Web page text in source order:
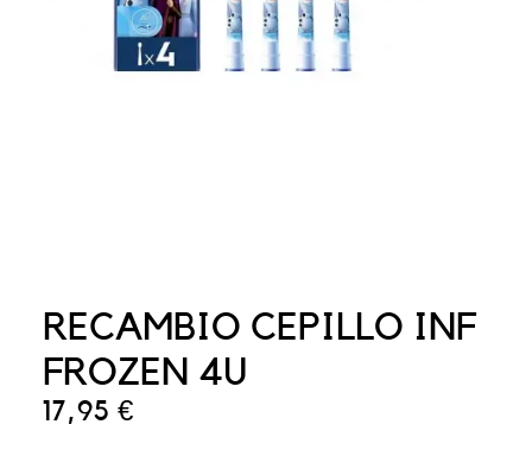
RECAMBIO CEPILLO INF
FROZEN 4U
17,95€